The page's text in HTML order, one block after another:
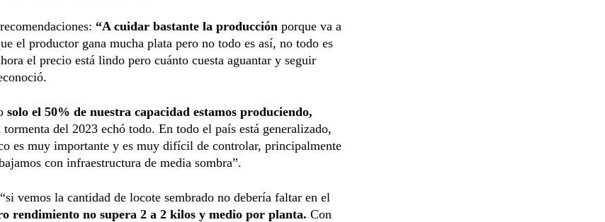
“A cuidar bastante la producción porque va a
el productor gana mucha plata pero no todo es así, no todo es
el precio está lindo pero cuánto cuesta aguantar y seguir
solo el 50% de nuestra capacidad estamos produciendo,
del 2023 echó todo. En todo el país está generalizado,
es muy importante y es muy difícil de controlar, principalmente
con infraestructura de media sombra”.
vemos la cantidad de locote sembrado no debería faltar en el
rendimiento no supera 2 a 2 kilos y medio por planta. Con